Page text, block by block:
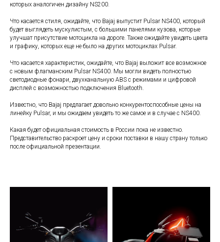
которых аналогичен дизайну NS200.
Что касается стиля, ожидайте, что Bajaj выпустит Pulsar NS400, который
будет выглядеть мускулистым, с большими панелями кузова, которые
улучшат присутствие мотоцикла на дороге. Также ожидайте увидеть цвета
и графику, которых еще не было на других мотоциклах Pulsar.
Что касается характеристик, ожидайте, что Bajaj выложит все возможное
с новым флагманским Pulsar NS400. Мы могли видеть полностью
светодиодные фонари, двухканальную ABS с режимами и цифровой
дисплей с возможностью подключения Bluetooth.
Известно, что Bajaj предлагает довольно конкурентоспособные цены на
линейку Pulsar, и мы ожидаем увидеть то же самое и в случае с NS400.
Какая будет официальная стоимость в России пока не известно.
Представительство раскроет цену и сроки поставки в нашу страну только
после официальной презентации.